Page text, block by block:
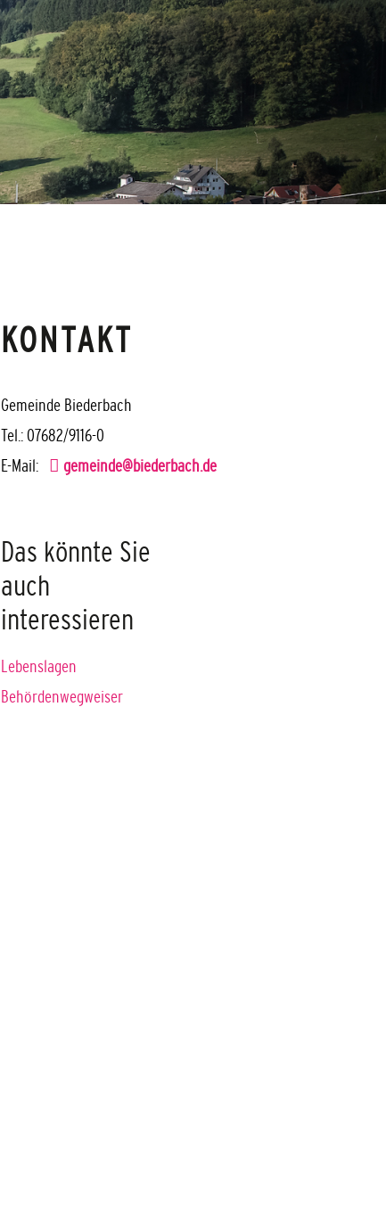
KONTAKT
Gemeinde Biederbach
Tel.: 07682/9116-0
E-Mail:
gemeinde@biederbach.de
Das könnte Sie
auch
interessieren
Lebenslagen
Behördenwegweiser